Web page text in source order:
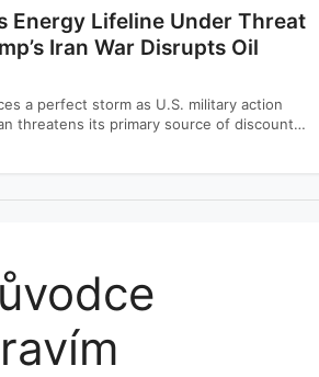
Energy Lifeline Under Threat
Iran War Disrupts Oil
a perfect storm as U.S. military action
threatens its primary source of discounted